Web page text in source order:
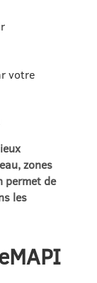
votre
zones
permet de
les